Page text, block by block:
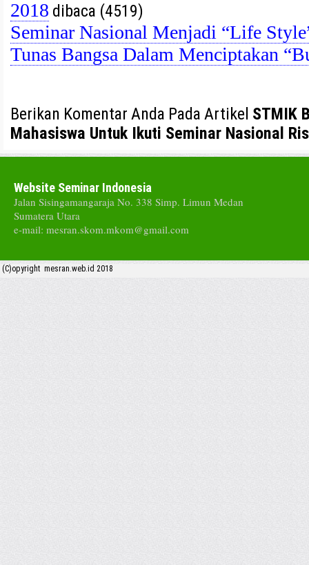
2018 dibaca (4519)
Seminar Nasional Menjadi “Life
Tunas Bangsa Dalam Menciptakan
Berikan Komentar Anda Pada Artikel STMIK
Mahasiswa Untuk Ikuti Seminar Nasional
Website Seminar Indonesia
Jalan Sisingamangaraja No. 338 Simp. Limun Medan
Sumatera Utara
e-mail: mesran.skom.mkom@gmail.com
(C)opyright mesran.web.id 2018